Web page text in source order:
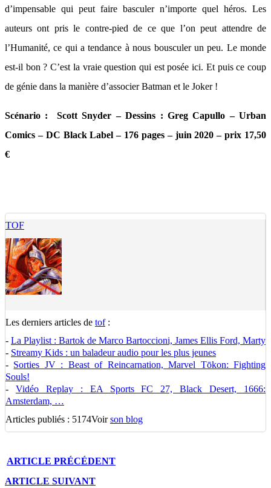
d’impensable qui peut faire basculer n’importe quel héros. Les
auteurs ont pris le contre-pied de ce que l’on peut attendre de
l’Humanité, ce qui a tendance à nous bousculer un peu. Le monde
est-il bon ? C’est la vraie question qui est posée ici. Et puis ce coup
de génie dans la manière d’associer Batman et le Joker !
Scénario : Scott Snyder – Dessins : Greg Capullo – Urban
Comics – DC Black Label – 176 pages – juin 2020 – prix 17,50
€
TOF
Les derniers articles de tof:
- La Playlist : Bartok de Marco Bartoccioni, James Ellis Ford, Marty
- Streamy Kids : un baladeur audio pour les plus jeunes
- Sorties JV : Beast of Reincarnation, Marvel Tōkon: Fighting
Souls!
- Vidéo Replay : EA Sports FC 27, Black Desert, 1666:
Amsterdam, …
Articles publiés : 5174Voirson blog
ARTICLE PRÉCÉDENT
ARTICLE SUIVANT